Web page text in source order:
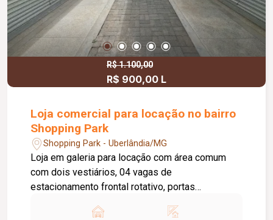
R$ 1.100,00
R$ 900,00 L
Loja comercial para locação no bairro
Shopping Park
Shopping Park - Uberlândia/MG
Loja em galeria para locação com área comum
com dois vestiários, 04 vagas de
estacionamento frontal rotativo, portas
alugar todas as salas juntas.